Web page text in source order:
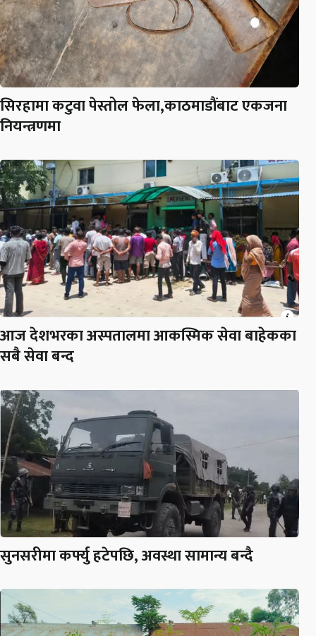
सिरहामा कटुवा पेस्तोल फेला,काठमाडौंबाट एकजना
नियन्त्रणमा
आज देशभरका अस्पतालमा आकस्मिक सेवा बाहेकका
सबै सेवा बन्द
सुनसरीमा कर्फ्यु हटेपछि, अवस्था सामान्य बन्दै